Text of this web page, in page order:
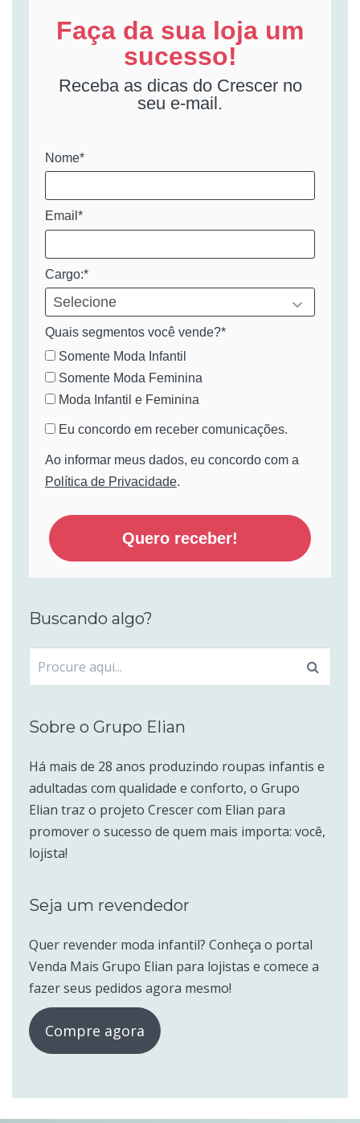
Faça da sua loja um
sucesso!
Receba as dicas do Crescer no
seu e-mail.
Nome*
Email*
Cargo:*
Quais segmentos você vende?*
Somente Moda Infantil
Somente Moda Feminina
Moda Infantil e Feminina
Eu concordo em receber comunicações.
Ao informar meus dados, eu concordo com a
Política de Privacidade.
Quero receber!
Buscando algo?
Procurar
Sobre o Grupo Elian
Há mais de 28 anos produzindo roupas infantis e
adultadas com qualidade e conforto, o Grupo
Elian traz o projeto Crescer com Elian para
promover o sucesso de quem mais importa: você,
lojista!
Seja um revendedor
Quer revender moda infantil? Conheça o portal
Venda Mais Grupo Elian para lojistas e comece a
fazer seus pedidos agora mesmo!
Compre agora